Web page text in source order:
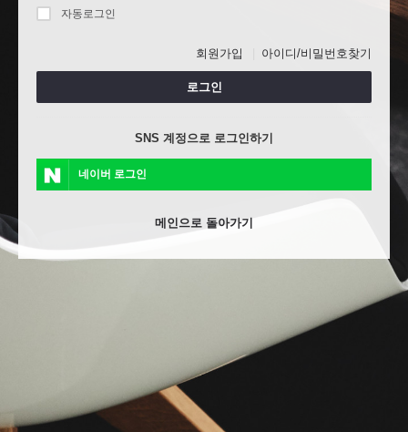
자동로그인
회원가입 아이디/비밀번호찾기
로그인
SNS 계정으로 로그인하기
네이버 로그인
메인으로 돌아가기